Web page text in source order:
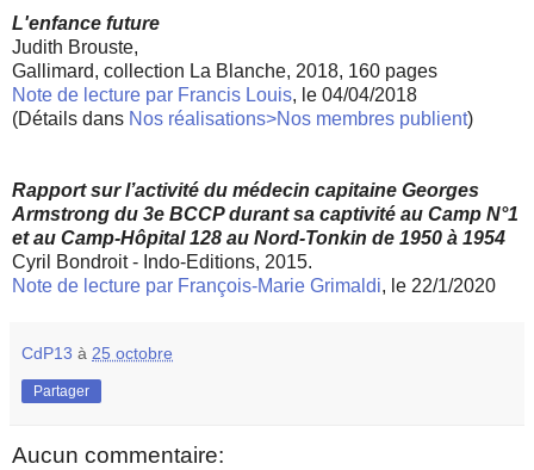
L'enfance future
Judith Brouste,
Gallimard, collection La Blanche, 2018, 160 pages
Note de lecture par Francis Louis, le 04/04/2018
(Détails dans Nos réalisations>Nos membres publient)
Rapport sur l’activité du médecin capitaine Georges
Armstrong du 3e BCCP durant sa captivité au Camp N°1
et au Camp-Hôpital 128 au Nord-Tonkin de 1950 à 1954
Cyril Bondroit - Indo-Editions, 2015.
Note de lecture par François-Marie Grimaldi, le 22/1/2020
CdP13 à 25 octobre
Partager
Aucun commentaire: